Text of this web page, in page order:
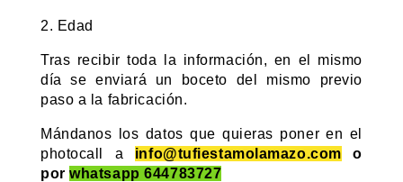
2. Edad
Tras recibir toda la información, en el mismo
día se enviará un boceto del mismo previo
paso a la fabricación.
Mándanos los datos que quieras poner en el
photocall a
info@tufiestamolamazo.com o
porwhatsapp644783727